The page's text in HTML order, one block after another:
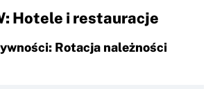
Hotele i restauracje
Rotacja należności